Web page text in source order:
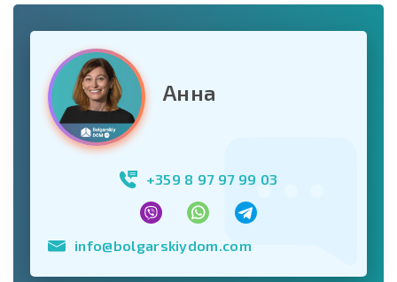
Анна
+359 8 97 97 99 03
info@bolgarskiydom.com